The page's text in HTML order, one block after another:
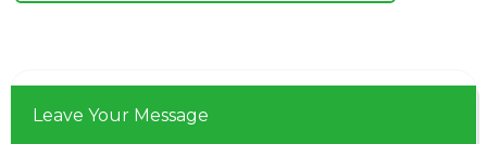
Leave Your Message